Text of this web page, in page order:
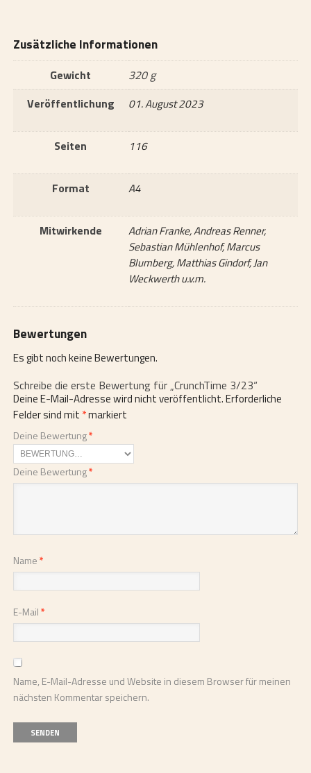
Zusätzliche Informationen
Gewicht
320 g
Veröffentlichung
01. August 2023
Seiten 116
Format A4
Mitwirkende
Adrian Franke, Andreas Renner,
Sebastian Mühlenhof, Marcus
Blumberg, Matthias Gindorf, Jan
Weckwerth u.v.m.
Bewertungen
Es gibt noch keine Bewertungen.
Schreibe die erste Bewertung für „CrunchTime 3/23“
Deine E-Mail-Adresse wird nicht veröffentlicht.Erforderliche
Felder sind mit *markiert
Deine Bewertung*
Deine Bewertung*
Name*
E-Mail*
Name, E-Mail-Adresse und Website in diesem Browser für meinen
nächsten Kommentar speichern.